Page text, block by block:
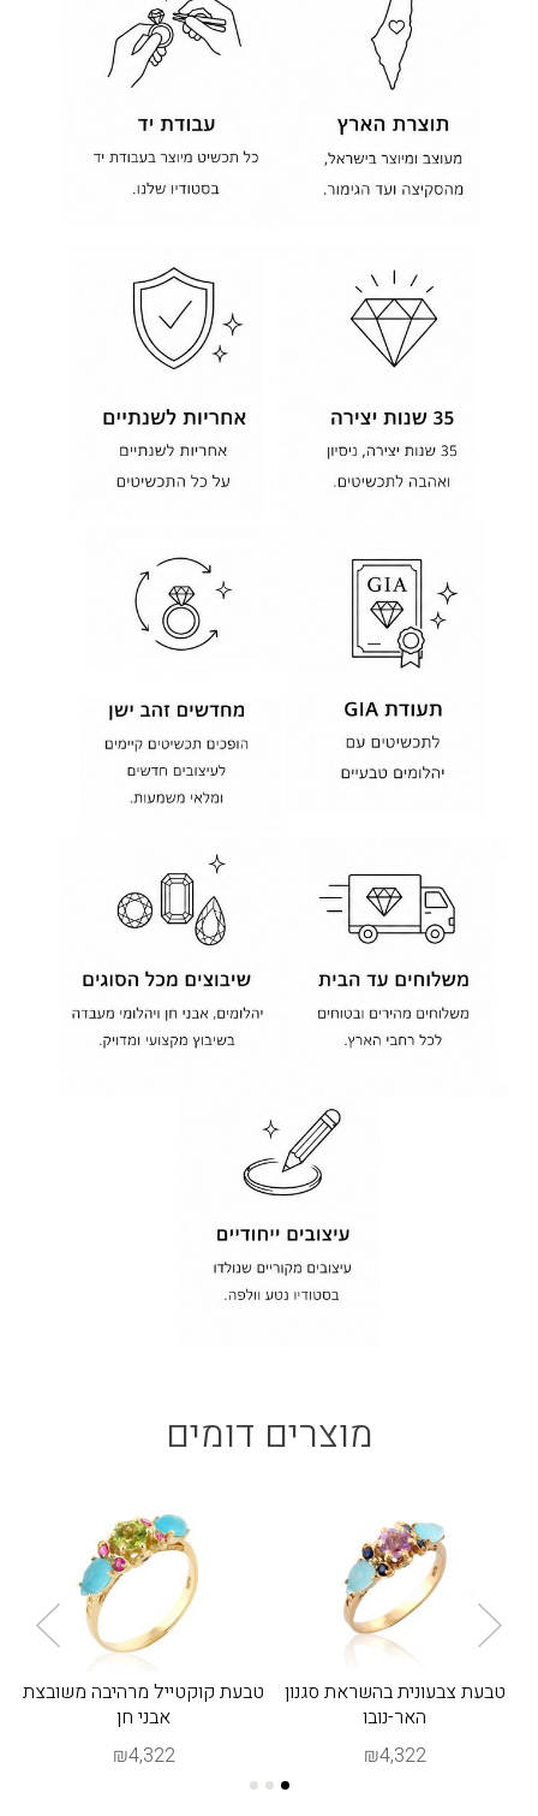
מוצרים דומים
טבעת צבעונית בהשראת סגנון
האר-נובו
₪4,322
טבעת קוקטייל מרהיבה משובצת
אבני חן
₪4,322